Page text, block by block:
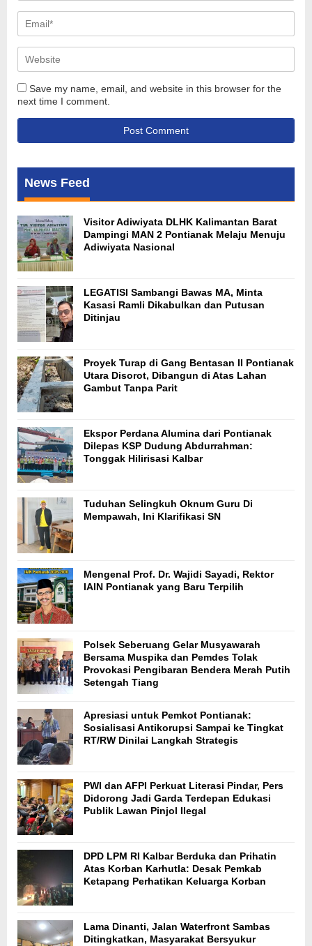
Save my name, email, and website in this browser for the
next time I comment.
News Feed
Visitor Adiwiyata DLHK Kalimantan Barat
Dampingi MAN 2 Pontianak Melaju Menuju
Adiwiyata Nasional
LEGATISI Sambangi Bawas MA, Minta
Kasasi Ramli Dikabulkan dan Putusan
Ditinjau
Proyek Turap di Gang Bentasan II Pontianak
Utara Disorot, Dibangun di Atas Lahan
Gambut Tanpa Parit
Ekspor Perdana Alumina dari Pontianak
Dilepas KSP Dudung Abdurrahman:
Tonggak Hilirisasi Kalbar
Tuduhan Selingkuh Oknum Guru Di
Mempawah, Ini Klarifikasi SN
Mengenal Prof. Dr. Wajidi Sayadi, Rektor
IAIN Pontianak yang Baru Terpilih
Polsek Seberuang Gelar Musyawarah
Bersama Muspika dan Pemdes Tolak
Provokasi Pengibaran Bendera Merah Putih
Setengah Tiang
Apresiasi untuk Pemkot Pontianak:
Sosialisasi Antikorupsi Sampai ke Tingkat
RT/RW Dinilai Langkah Strategis
PWI dan AFPI Perkuat Literasi Pindar, Pers
Didorong Jadi Garda Terdepan Edukasi
Publik Lawan Pinjol Ilegal
DPD LPM RI Kalbar Berduka dan Prihatin
Atas Korban Karhutla: Desak Pemkab
Ketapang Perhatikan Keluarga Korban
Lama Dinanti, Jalan Waterfront Sambas
Ditingkatkan, Masyarakat Bersyukur